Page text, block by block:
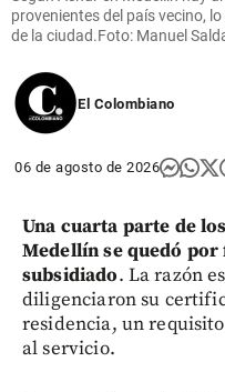
provenientes del país vecino,
de la ciudad.Foto: Manuel
El Colombiano
06 de agosto de 2026
Una cuarta parte de
Medellín se quedó por
subsidiado. La razón
diligenciaron su
residencia, un
al servicio.